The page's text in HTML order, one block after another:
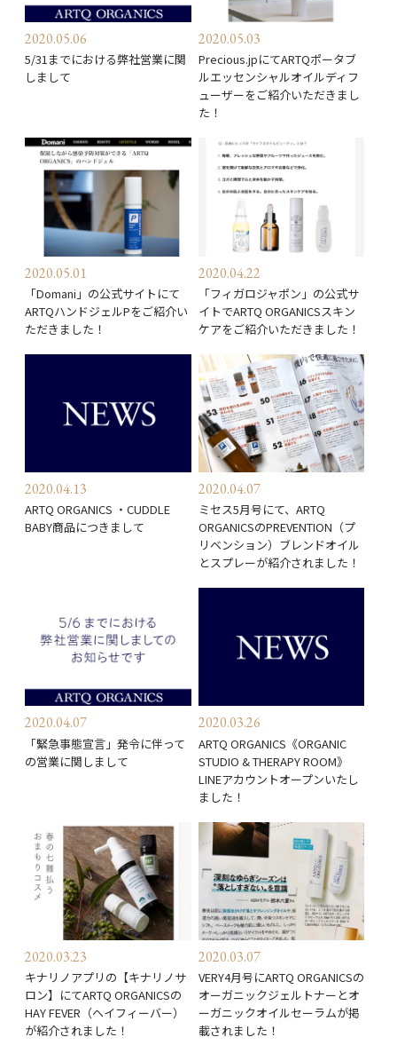
2020.05.06
5/31までにおける弊社営業に関
しまして
2020.05.03
Precious.jpにてARTQポータブ
ルエッセンシャルオイルディフ
ューザーをご紹介いただきまし
た！
2020.05.01
「Domani」の公式サイトにて
ARTQハンドジェルPをご紹介い
ただきました！
2020.04.22
「フィガロジャポン」の公式サ
イトでARTQ ORGANICSスキン
ケアをご紹介いただきました！
2020.04.13
ARTQ ORGANICS ・CUDDLE
BABY商品につきまして
2020.04.07
ミセス5月号にて、ARTQ
ORGANICSのPREVENTION（プ
リベンション）ブレンドオイル
とスプレーが紹介されました！
2020.04.07
「緊急事態宣言」発令に伴って
の営業に関しまして
2020.03.26
ARTQ ORGANICS《ORGANIC
STUDIO & THERAPY ROOM》
LINEアカウントオープンいたし
ました！
2020.03.23
キナリノアプリの【キナリノサ
ロン】にてARTQ ORGANICSの
HAY FEVER（ヘイフィーバー）
が紹介されました！
2020.03.07
VERY4月号にARTQ ORGANICSの
オーガニックジェルトナーとオ
ーガニックオイルセーラムが掲
載されました！